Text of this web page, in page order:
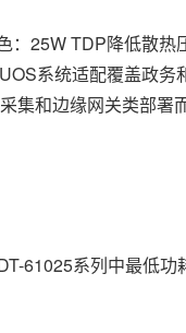
：25W TDP降低散热
系统适配覆盖政务
集和边缘网关类部署
61025系列中最低功